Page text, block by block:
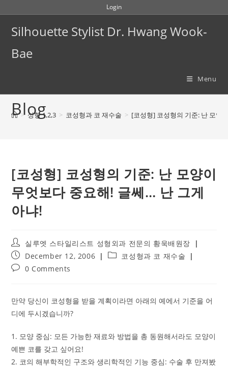
content
Login
Silhouette Stylist Dr. Hwang Wook-
Bae
Menu
Blog
> 성형 1,2,3 > 코성형과 코 재수술 > [코성형] 코성형의 기준: 난 모양
[코성형] 코성형의 기준: 난 모양이
무엇보다 중요해! 글쎄… 난 그게
아냐!
Post
author:
실루엣 스타일리스트 성형외과 전문의 황욱배원장
Post
published:
December 12, 2006
Post코성형과 코 재수술
Post0 Comments
만약 당신이 코성형을 받을 계획이라면 아래의 예에서 기준을 어
디에 두시겠습니까?
1. 모양 중심: 모든 가능한 재료와 방법을 총 동원해서라도 모양이
예쁜 코를 갖고 싶어요!
2. 코의 해부학적인 구조와 생리학적인 기능 중심: 수술 후 만져봤